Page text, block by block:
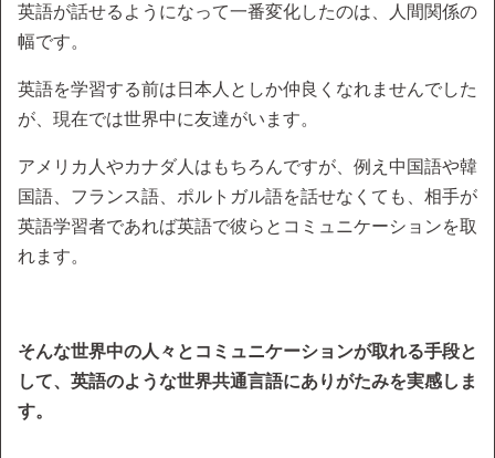
英語が話せるようになって一番変化したのは、人間関係の
幅です。
英語を学習する前は日本人としか仲良くなれませんでした
が、現在では世界中に友達がいます。
アメリカ人やカナダ人はもちろんですが、例え中国語や韓
国語、フランス語、ポルトガル語を話せなくても、相手が
英語学習者であれば英語で彼らとコミュニケーションを取
れます。
そんな世界中の人々とコミュニケーションが取れる手段と
して、英語のような世界共通言語にありがたみを実感しま
す。